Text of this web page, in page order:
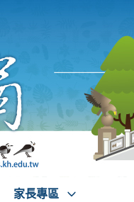
家長專區